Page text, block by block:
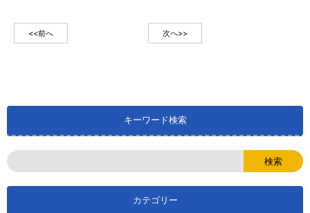
<<前へ 次へ>>
キーワード検索
カテゴリー